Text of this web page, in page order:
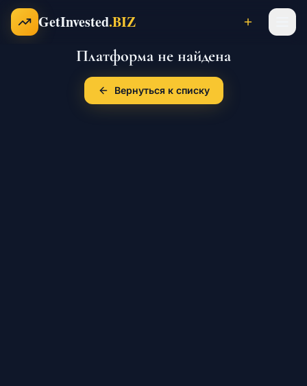
Перейти к содержимому
GetInvested.BIZ
Проекты
Платформа не найдена
Вернуться к списку